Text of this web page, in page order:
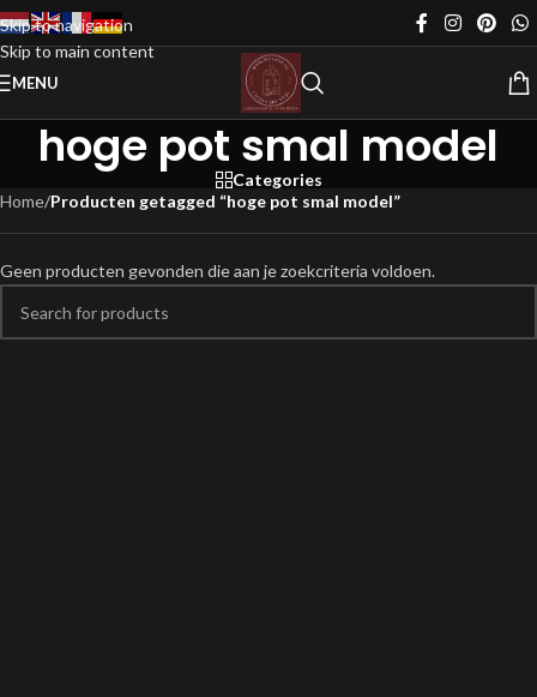
Skip to navigation
Skip to main content
MENU
hoge pot smal model
Categories
Home/Producten getagged “hoge pot smal model”
Geen producten gevonden die aan je zoekcriteria voldoen.